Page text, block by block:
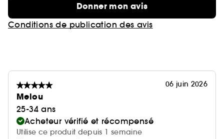
Donner mon avis
Conditions de publication des avis
06 juin 2026
Melou
25-34 ans
Acheteur vérifié et récompensé
Utilise ce produit depuis 1 semaine